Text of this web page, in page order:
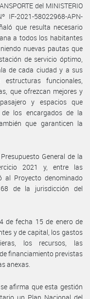
del MINISTERIO
IF-2021-58022968-APN-
que resulta necesario
a todos los habitantes
nuevas pautas que
de servicio óptimo,
de cada ciudad y a sus
funcionales,
que ofrezcan mejores y
y espacios que
los encargados de la
que garanticen la
General de la
2021 y, entre las
al Proyecto denominado
de la jurisdicción del
de fecha 15 de enero de
y de capital, los gastos
los recursos, las
financiamiento previstas
anexas.
afirma que esta gestión
un Plan Nacional del